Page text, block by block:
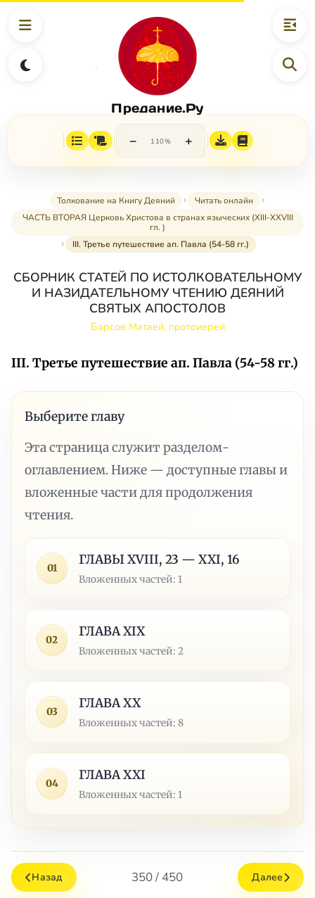
Предание.Ру
− 110% +
Толкование на Книгу Деяний
Читать онлайн
ЧАСТЬ ВТОРАЯ Церковь Христова в странах языческих (XIII-XXVIII
гл. )
III. Третье путешествие ап. Павла (54-58 гг.)
СБОРНИК СТАТЕЙ ПО ИСТОЛКОВАТЕЛЬНОМУ
И НАЗИДАТЕЛЬНОМУ ЧТЕНИЮ ДЕЯНИЙ
СВЯТЫХ АПОСТОЛОВ
Барсов Матвей, протоиерей
III. Третье путешествие ап. Павла (54-58 гг.)
Выберите главу
Эта страница служит разделом-
оглавлением. Ниже — доступные главы и
вложенные части для продолжения
чтения.
01
ГЛАВЫ XVIII, 23 — XXI, 16
Вложенных частей: 1
02
ГЛАВА XIX
Вложенных частей: 2
03
ГЛАВА XX
Вложенных частей: 8
04
ГЛАВА XXI
Вложенных частей: 1
Назад 350 / 450 Далее